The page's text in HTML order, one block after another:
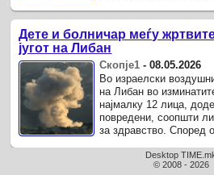
Дете и болничар меѓу
југот на Либан
Скопје1 -08.05.2026
Во израелски
на Либан во
најмалку 12 лица,
повредени, соопшти
за здравство. Според
Desktop
© 2008 - 2026